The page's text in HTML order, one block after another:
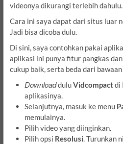
videonya dikurangi terlebih dahulu.
Cara ini saya dapat dari situs luar
Jadi bisa dicoba dulu.
Di sini, saya contohkan pakai
aplikasi ini punya fitur pangkas
cukup baik, serta beda dari
DownloadduluVidcompactdi
aplikasinya.
Selanjutnya, masuk ke menu
memulainya.
Pilih video yang diinginkan.
Pilih opsi Resolusi. Turunkan